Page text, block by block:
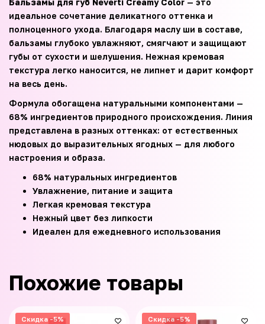
Бальзамы для губ Neverti Creamy Color — это
идеальное сочетание деликатного оттенка и
полноценного ухода. Благодаря маслу ши в составе,
бальзамы глубоко увлажняют, смягчают и защищают
губы от сухости и шелушения. Нежная кремовая
текстура легко наносится, не липнет и дарит комфорт
на весь день.
Формула обогащена натуральными компонентами —
68% ингредиентов природного происхождения. Линия
представлена в разных оттенках: от естественных
нюдовых до выразительных ягодных — для любого
настроения и образа.
68% натуральных ингредиентов
Увлажнение, питание и защита
Легкая кремовая текстура
Нежный цвет без липкости
Идеален для ежедневного использования
Похожие товары
Скидка -5% Скидка -5%